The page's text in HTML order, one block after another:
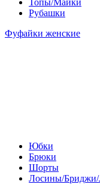
Топы/Майки
Рубашки
Фуфайки женские
Юбки
Брюки
Шорты
Лосины/Бриджи/